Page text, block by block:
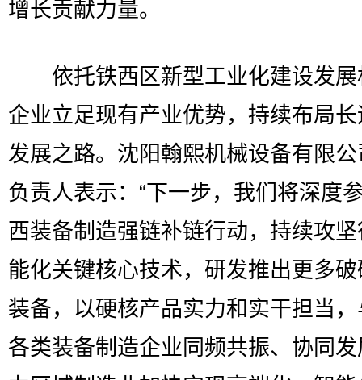
增长贡献力量。
依托铁西区新型工业化建设发展
企业立足现有产业优势，持续布局
发展之路。沈阳翰熙机械设备有限
负责人表示：“下一步，我们将深度
西装备制造强链补链行动，持续攻
能化关键核心技术，研发推出更多
装备，以硬核产品实力和实干担当
各类装备制造企业同频共振、协同